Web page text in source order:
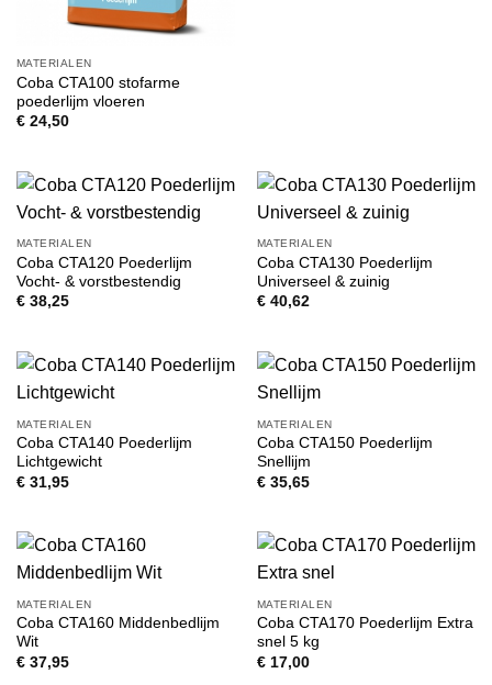
MATERIALEN
Coba CTA100 stofarme
poederlijm vloeren
€24,50
MATERIALEN
Coba CTA120 Poederlijm
Vocht- & vorstbestendig
€38,25
MATERIALEN
Coba CTA130 Poederlijm
Universeel & zuinig
€40,62
MATERIALEN
Coba CTA140 Poederlijm
Lichtgewicht
€31,95
MATERIALEN
Coba CTA150 Poederlijm
Snellijm
€35,65
MATERIALEN
Coba CTA160 Middenbedlijm
Wit
€37,95
MATERIALEN
Coba CTA170 Poederlijm Extra
snel 5 kg
€17,00